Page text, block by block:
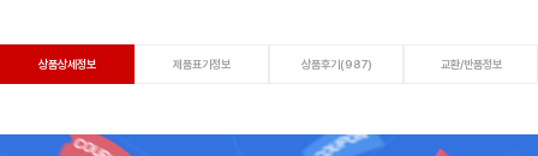
상품상세정보 제품표기정보 상품후기(987) 교환/반품정보